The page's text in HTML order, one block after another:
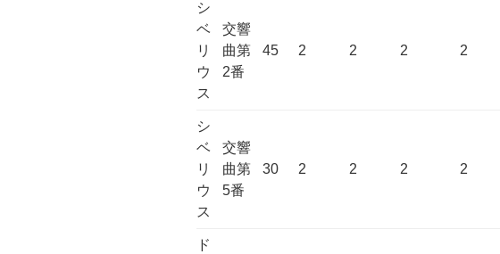
シ
ベ
リ
ウ
ス
交響
曲第
2番
45 2 2 2 2
シ
ベ
リ
ウ
ス
交響
曲第
5番
30 2 2 2 2
ド